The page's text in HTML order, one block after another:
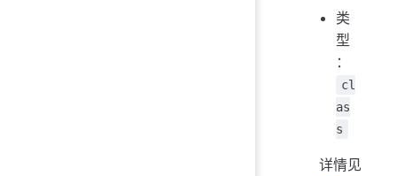
类
型
：
cl
as
s
详情见